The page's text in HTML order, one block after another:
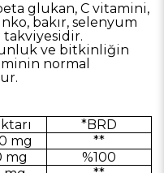
glukan, C vitamini,
bakır, selenyum
takviyesidir.
ve bitkinliğin
normal
*BRD
mg
**
mg
%100